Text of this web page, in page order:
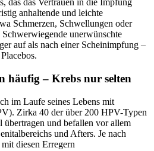
das das Vertrauen in die Impfung
anhaltende und leichte
Schmerzen, Schwellungen oder
unerwünschte
auf als nach einer Scheinimpfung –
– Krebs nur selten
im Laufe seines Lebens mit
Zirka 40 der über 200 HPV-Typen
übertragen und befallen vor allem
und Afters. Je nach
diesen Erregern